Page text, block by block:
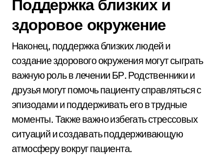
Поддержка близких и
здоровое окружение
Наконец, поддержка близких людей и
создание здорового окружения могут сыграть
важную роль в лечении БР. Родственники и
друзья могут помочь пациенту справляться с
эпизодами и поддерживать его в трудные
моменты. Также важно избегать стрессовых
ситуаций и создавать поддерживающую
атмосферу вокруг пациента.